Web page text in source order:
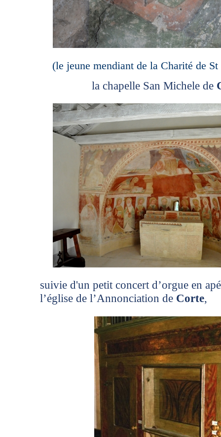
(le jeune mendiant de la Charité de
la chapelle San Michele de
suivie d'un petit concert d’orgue en
l’église de l’Annonciation de Corte,